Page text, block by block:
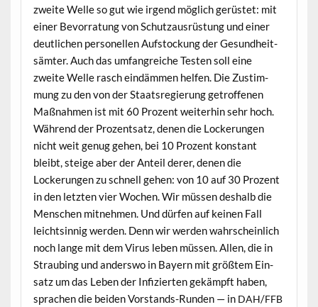
zweite Welle so gut wie irgend möglich gerüstet: mit
ein­er Bevor­ratung von Schutzaus­rüs­tung und ein­er
deut­lichen per­son­ellen Auf­s­tock­ung der Gesund­heit­
sämter. Auch das umfan­gre­iche Testen soll eine
zweite Welle rasch eindäm­men helfen. Die Zus­tim­
mung zu den von der Staat­sregierung getrof­fe­nen
Maß­nah­men ist mit 60 Prozent weit­er­hin sehr hoch.
Während der Prozentsatz, denen die Lockerun­gen
nicht weit genug gehen, bei 10 Prozent kon­stant
bleibt, steige aber der Anteil der­er, denen die
Lockerun­gen zu schnell gehen: von 10 auf 30 Prozent
in den let­zten vier Wochen. Wir müssen deshalb die
Men­schen mit­nehmen. Und dür­fen auf keinen Fall
leichtsin­nig wer­den. Denn wir wer­den wahrschein­lich
noch lange mit dem Virus leben müssen. Allen, die in
Straub­ing und ander­swo in Bay­ern mit größtem Ein­
satz um das Leben der Infizierten gekämpft haben,
sprachen die bei­den Vor­stands-Run­den — in DAH/FFB